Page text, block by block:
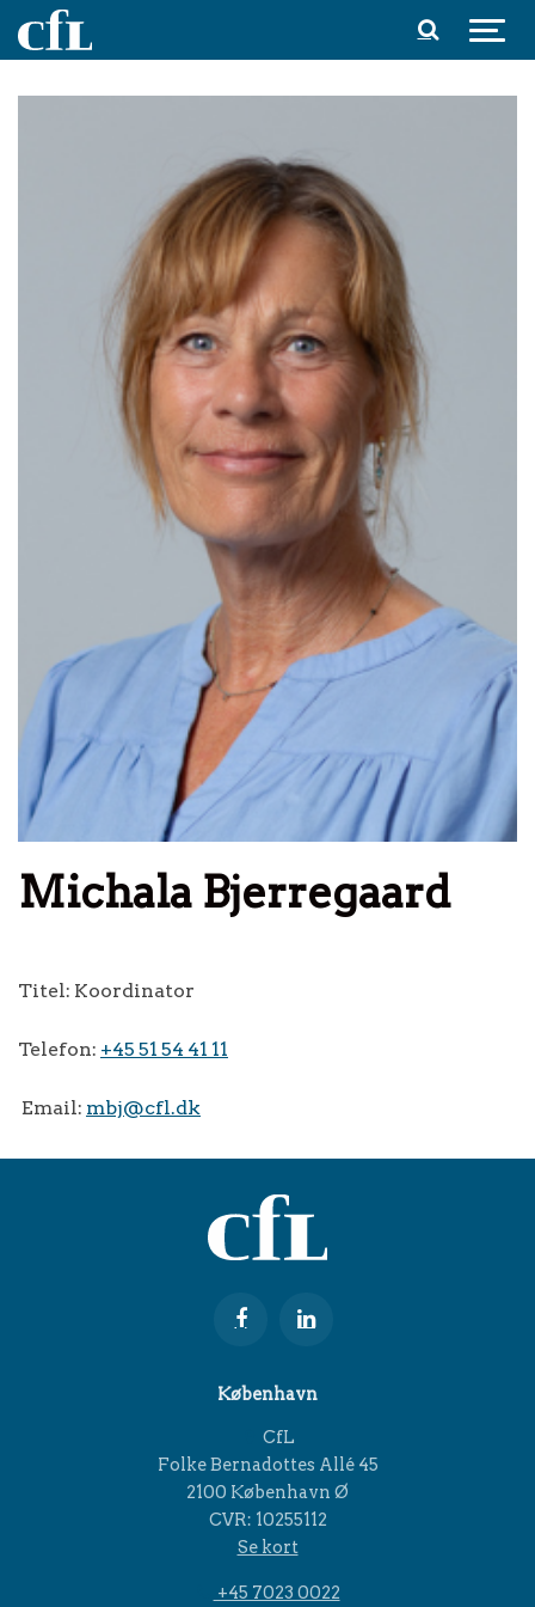
Spring til indhold
Michala Bjerregaard
Titel: Koordinator
Telefon: +45 51 54 41 11
Email: mbj@cfl.dk
København
CfL
Folke Bernadottes Allé 45
2100 København Ø
CVR: 10255112
Se kort
+45 7023 0022